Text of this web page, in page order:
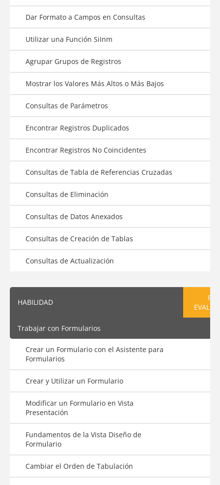
Dar Formato a Campos en Consultas
Utilizar una Función SiInm
Agrupar Grupos de Registros
Mostrar los Valores Más Altos o Más Bajos
Consultas de Parámetros
Encontrar Registros Duplicados
Encontrar Registros No Coincidentes
Consultas de Tabla de Referencias Cruzadas
Consultas de Eliminación
Consultas de Datos Anexados
Consultas de Creación de Tablas
Consultas de Actualización
HABILIDAD
Trabajar con Formularios
Crear un Formulario con el Asistente para
Formularios
Crear y Utilizar un Formulario
Modificar un Formulario en Vista
Presentación
Fundamentos de la Vista Diseño de
Formulario
Cambiar el Orden de Tabulación